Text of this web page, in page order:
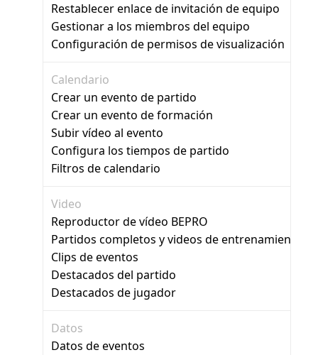
Restablecer enlace de invitación de equipo
Gestionar a los miembros del equipo
Configuración de permisos de visualización
Calendario
Crear un evento de partido
Crear un evento de formación
Subir vídeo al evento
Configura los tiempos de partido
Filtros de calendario
Video
Reproductor de vídeo BEPRO
Partidos completos y videos de entrenamiento
Clips de eventos
Destacados del partido
Destacados de jugador
Datos
Datos de eventos